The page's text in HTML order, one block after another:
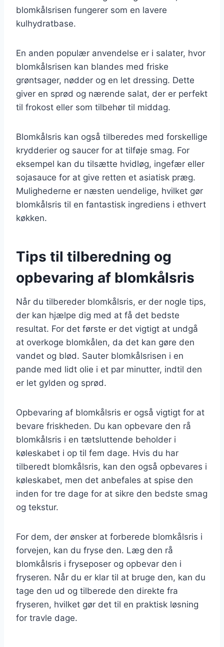
blomkålsrisen fungerer som en lavere
kulhydratbase.
En anden populær anvendelse er i salater, hvor
blomkålsrisen kan blandes med friske
grøntsager, nødder og en let dressing. Dette
giver en sprød og nærende salat, der er perfekt
til frokost eller som tilbehør til middag.
Blomkålsris kan også tilberedes med forskellige
krydderier og saucer for at tilføje smag. For
eksempel kan du tilsætte hvidløg, ingefær eller
sojasauce for at give retten et asiatisk præg.
Mulighederne er næsten uendelige, hvilket gør
blomkålsris til en fantastisk ingrediens i ethvert
køkken.
Tips til tilberedning og
opbevaring af blomkålsris
Når du tilbereder blomkålsris, er der nogle tips,
der kan hjælpe dig med at få det bedste
resultat. For det første er det vigtigt at undgå
at overkoge blomkålen, da det kan gøre den
vandet og blød. Sauter blomkålsrisen i en
pande med lidt olie i et par minutter, indtil den
er let gylden og sprød.
Opbevaring af blomkålsris er også vigtigt for at
bevare friskheden. Du kan opbevare den rå
blomkålsris i en tætsluttende beholder i
køleskabet i op til fem dage. Hvis du har
tilberedt blomkålsris, kan den også opbevares i
køleskabet, men det anbefales at spise den
inden for tre dage for at sikre den bedste smag
og tekstur.
For dem, der ønsker at forberede blomkålsris i
forvejen, kan du fryse den. Læg den rå
blomkålsris i fryseposer og opbevar den i
fryseren. Når du er klar til at bruge den, kan du
tage den ud og tilberede den direkte fra
fryseren, hvilket gør det til en praktisk løsning
for travle dage.